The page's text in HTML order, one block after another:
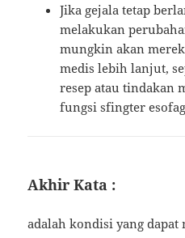
Jika gejala tetap
melakukan
mungkin akan
medis lebih lanjut,
resep atau tindakan
fungsi sfingter
Akhir Kata :
adalah kondisi yang dapat